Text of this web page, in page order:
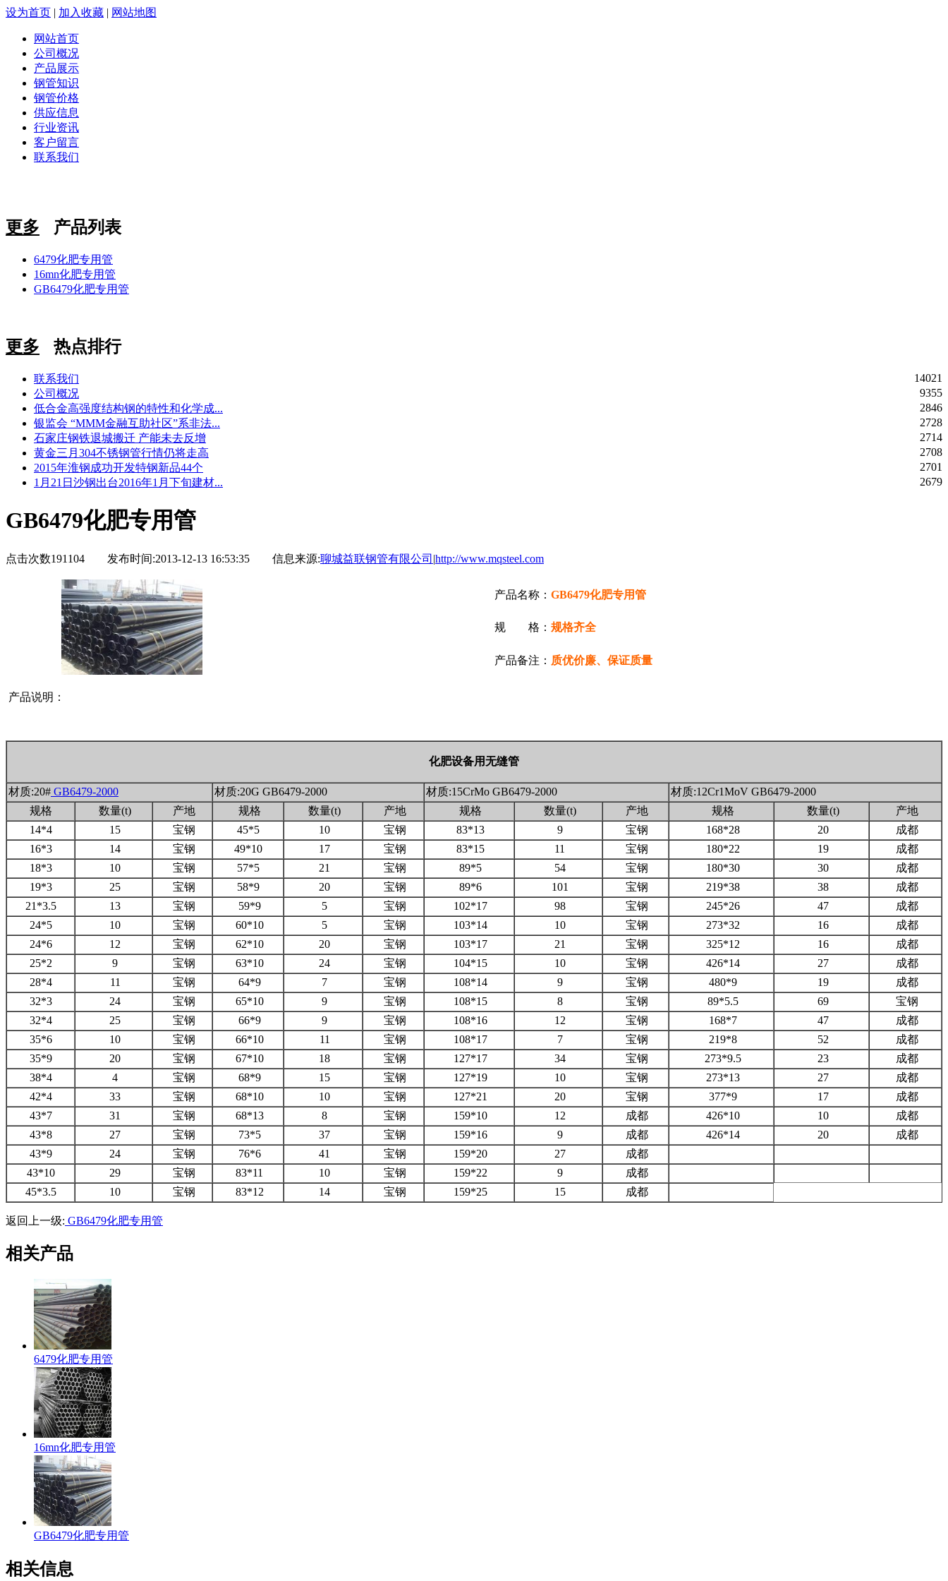
设为首页 | 加入收藏 | 网站地图
网站首页
公司概况
产品展示
钢管知识
钢管价格
供应信息
行业资讯
客户留言
联系我们
更多 产品列表
6479化肥专用管
16mn化肥专用管
GB6479化肥专用管
更多 热点排行
14021
联系我们
9355
公司概况
2846
低合金高强度结构钢的特性和化学成...
2728
银监会 “MMM金融互助社区”系非法...
2714
石家庄钢铁退城搬迁 产能未去反增
2708
黄金三月304不锈钢管行情仍将走高
2701
2015年淮钢成功开发特钢新品44个
2679
1月21日沙钢出台2016年1月下旬建材...
GB6479化肥专用管
点击次数191104 发布时间:2013-12-13 16:53:35 信息来源:聊城益联钢管有限公司 |http://www.mqsteel.com
产品名称： GB6479化肥专用管
规 格： 规格齐全
产品备注： 质优价廉、保证质量
产品说明：
化肥设备用无缝管
材质:20# GB6479-2000 材质:20G GB6479-2000 材质:15CrMo GB6479-2000
材质:12Cr1MoV GB6479-2000
规格
数量(t) 产地 规格 数量(t) 产地 规格 数量(t) 产地 规格 数量(t)
产地
14*4
15 宝钢 45*5 10 宝钢 83*13 9 宝钢 168*28 20
成都
16*3
14 宝钢 49*10 17 宝钢 83*15 11 宝钢 180*22 19
成都
18*3
10 宝钢 57*5 21 宝钢 89*5 54 宝钢 180*30 30
成都
19*3
25 宝钢 58*9 20 宝钢 89*6 101 宝钢 219*38 38
成都
21*3.5
13 宝钢 59*9 5 宝钢 102*17 98 宝钢 245*26 47
成都
24*5
10 宝钢 60*10 5 宝钢 103*14 10 宝钢 273*32 16
成都
24*6
12 宝钢 62*10 20 宝钢 103*17 21 宝钢 325*12 16
成都
25*2
9 宝钢 63*10 24 宝钢 104*15 10 宝钢 426*14 27
成都
28*4
11 宝钢 64*9 7 宝钢 108*14 9 宝钢 480*9 19
成都
32*3
24 宝钢 65*10 9 宝钢 108*15 8 宝钢 89*5.5 69
宝钢
32*4
25 宝钢 66*9 9 宝钢 108*16 12 宝钢 168*7 47
成都
35*6
10 宝钢 66*10 11 宝钢 108*17 7 宝钢 219*8 52
成都
35*9
20 宝钢 67*10 18 宝钢 127*17 34 宝钢 273*9.5 23
成都
38*4
4 宝钢 68*9 15 宝钢 127*19 10 宝钢 273*13 27
成都
42*4
33 宝钢 68*10 10 宝钢 127*21 20 宝钢 377*9 17
成都
43*7
31 宝钢 68*13 8 宝钢 159*10 12 成都 426*10 10
成都
43*8
27 宝钢 73*5 37 宝钢 159*16 9 成都 426*14 20
成都
43*9
24 宝钢 76*6 41 宝钢 159*20 27
成都
43*10
29 宝钢 83*11 10 宝钢 159*22 9
成都
45*3.5
10 宝钢 83*12 14 宝钢 159*25 15 成都
返回上一级: GB6479化肥专用管
相关产品
6479化肥专用管
16mn化肥专用管
GB6479化肥专用管
相关信息